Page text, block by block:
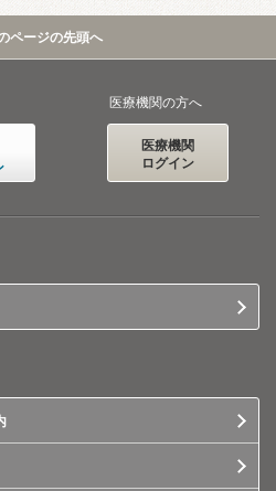
ページの先頭へ
医療機関の方へ
医療機関
ログイン